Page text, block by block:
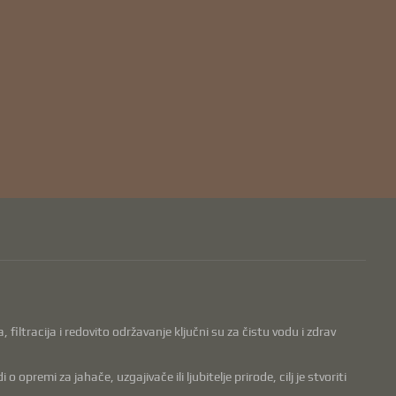
filtracija i redovito održavanje ključni su za čistu vodu i zdrav
opremi za jahače, uzgajivače ili ljubitelje prirode, cilj je stvoriti